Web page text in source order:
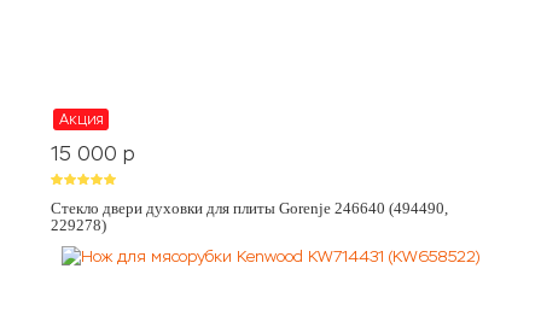
Акция
15 000 p
Стекло двери духовки для плиты Gorenje 246640 (494490,
229278)